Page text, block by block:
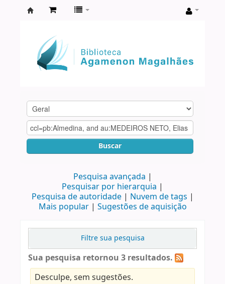
Agamenon
Magalhães
Buscar
Pesquisa avançada
Pesquisar por hierarquia
Pesquisa de autoridade
Nuvem de tags
Mais popular
Sugestões de aquisição
Filtre sua pesquisa
Sua pesquisa retornou 3 resultados.
Desculpe, sem sugestões.